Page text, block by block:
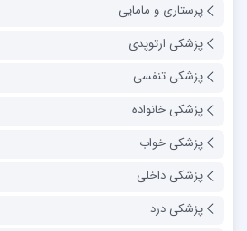
پرستاری و مامایی
پزشکی ارتوپدی
پزشکی تنفسی
پزشکی خانواده
پزشکی خواب
پزشکی داخلی
پزشکی درد